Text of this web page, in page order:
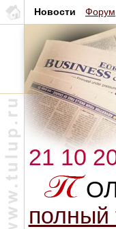
Новости Форум
21 10
полный